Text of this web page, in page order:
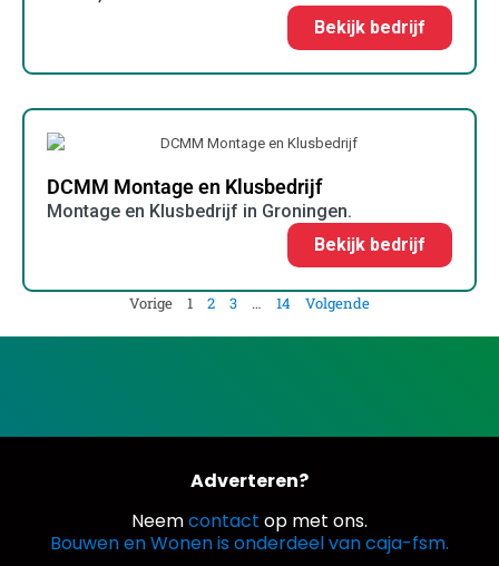
Bekijk bedrijf
DCMM Montage en Klusbedrijf
Montage en Klusbedrijf in Groningen.
Bekijk bedrijf
Vorige 1 2 3 … 14 Volgende
Adverteren?
Neemcontact op met ons.
Bouwen en Wonen is onderdeel van caja-fsm.